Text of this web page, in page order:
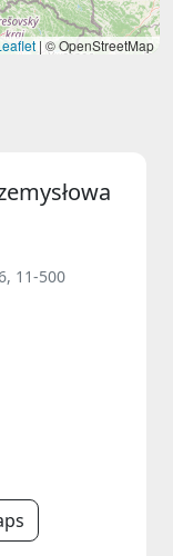
| © OpenStreetMap
11-500